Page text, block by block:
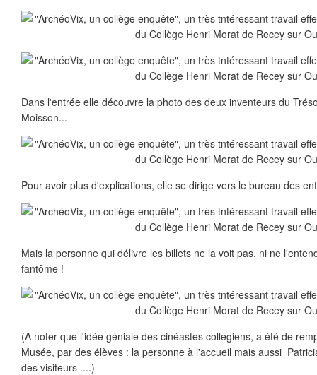
Dans l'entrée elle découvre la photo des deux inventeurs du
Moisson...
Pour avoir plus d'explications, elle se dirige vers le bureau des
Mais la personne qui délivre les billets ne la voit pas, ni ne
fantôme !
(A noter que l'idée géniale des cinéastes collégiens, a été de
Musée, par des élèves : la personne à l'accueil mais aussi
des visiteurs ....)